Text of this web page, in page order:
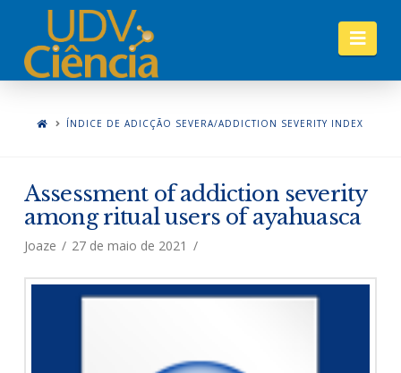
ÍNDICE DE ADICÇÃO SEVERA/ADDICTION SEVERITY INDEX
Assessment of addiction severity
among ritual users of ayahuasca
Joaze 27 de maio de 2021